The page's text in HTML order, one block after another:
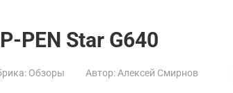
PEN Star G640
Обзоры Автор: Алексей Смирнов